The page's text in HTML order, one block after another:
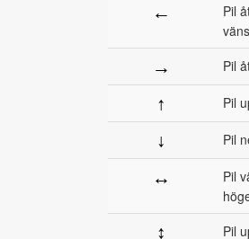
←
Pil
→ Pil
↑ Pil
↓ Pil
↔
Pil
↕ Pil